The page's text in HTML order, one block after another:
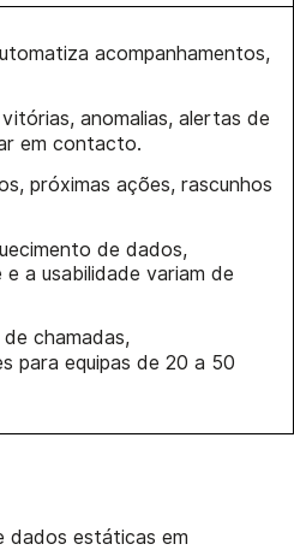
acompanhamentos,
anomalias, alertas de
em contacto.
próximas ações, rascunhos
de dados,
a usabilidade variam de
chamadas,
para equipas de 20 a 50
dados estáticas em